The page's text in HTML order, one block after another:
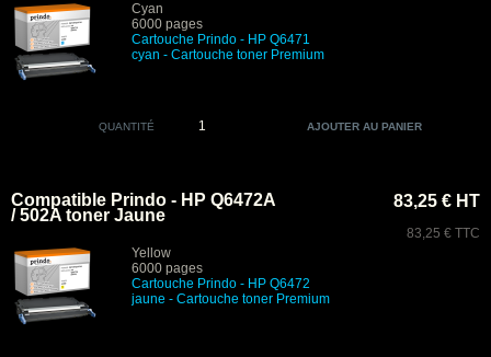
Cyan
6000 pages
Cartouche Prindo - HP Q6471
cyan - Cartouche toner Premium
QUANTITÉ
Compatible Prindo - HP Q6472A
/ 502A toner Jaune
Yellow
6000 pages
Cartouche Prindo - HP Q6472
jaune - Cartouche toner Premium
83,25 € HT
83,25 € TTC